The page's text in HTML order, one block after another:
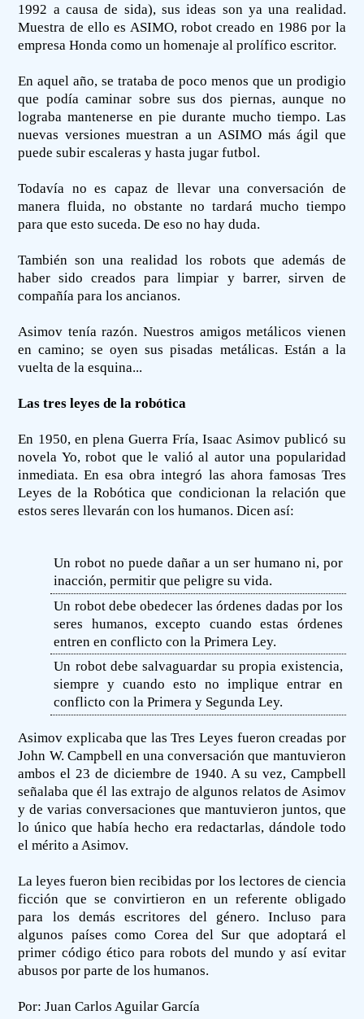
1992 a causa de sida), sus ideas son ya una realidad.
Muestra de ello es ASIMO, robot creado en 1986 por la
empresa Honda como un homenaje al prolífico escritor.
En aquel año, se trataba de poco menos que un prodigio
que podía caminar sobre sus dos piernas, aunque no
lograba mantenerse en pie durante mucho tiempo. Las
nuevas versiones muestran a un ASIMO más ágil que
puede subir escaleras y hasta jugar futbol.
Todavía no es capaz de llevar una conversación de
manera fluida, no obstante no tardará mucho tiempo
para que esto suceda. De eso no hay duda.
También son una realidad los robots que además de
haber sido creados para limpiar y barrer, sirven de
compañía para los ancianos.
Asimov tenía razón. Nuestros amigos metálicos vienen
en camino; se oyen sus pisadas metálicas. Están a la
vuelta de la esquina...
Las tres leyes de la robótica
En 1950, en plena Guerra Fría, Isaac Asimov publicó su
novela Yo, robot que le valió al autor una popularidad
inmediata. En esa obra integró las ahora famosas Tres
Leyes de la Robótica que condicionan la relación que
estos seres llevarán con los humanos. Dicen así:
Un robot no puede dañar a un ser humano ni, por
inacción, permitir que peligre su vida.
Un robot debe obedecer las órdenes dadas por los
seres humanos, excepto cuando estas órdenes
entren en conflicto con la Primera Ley.
Un robot debe salvaguardar su propia existencia,
siempre y cuando esto no implique entrar en
conflicto con la Primera y Segunda Ley.
Asimov explicaba que las Tres Leyes fueron creadas por
John W. Campbell en una conversación que mantuvieron
ambos el 23 de diciembre de 1940. A su vez, Campbell
señalaba que él las extrajo de algunos relatos de Asimov
y de varias conversaciones que mantuvieron juntos, que
lo único que había hecho era redactarlas, dándole todo
el mérito a Asimov.
La leyes fueron bien recibidas por los lectores de ciencia
ficción que se convirtieron en un referente obligado
para los demás escritores del género. Incluso para
algunos países como Corea del Sur que adoptará el
primer código ético para robots del mundo y así evitar
abusos por parte de los humanos.
Por: Juan Carlos Aguilar García